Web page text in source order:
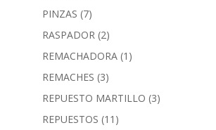
PINZAS (7)
RASPADOR (2)
REMACHADORA (1)
REMACHES (3)
REPUESTO MARTILLO (3)
REPUESTOS (11)